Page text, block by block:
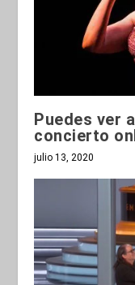
Puedes ver
concierto
julio 13, 2020